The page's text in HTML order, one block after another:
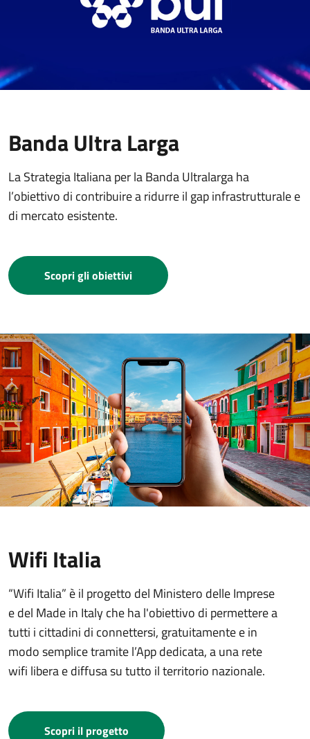
Banda Ultra Larga
La Strategia Italiana per la Banda Ultralarga ha
l’obiettivo di contribuire a ridurre il gap infrastrutturale e
di mercato esistente.
Scopri gli obiettivi
Wifi Italia
“Wifi Italia” è il progetto del Ministero delle Imprese
e del Made in Italy che ha l'obiettivo di permettere a
tutti i cittadini di connettersi, gratuitamente e in
modo semplice tramite l’App dedicata, a una rete
wifi libera e diffusa su tutto il territorio nazionale.
Scopri il progetto